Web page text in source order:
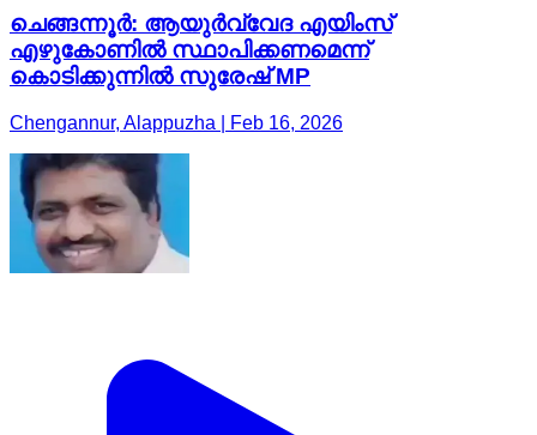
ചെങ്ങന്നൂർ: ആയുർവ്വേദ എയിംസ്
എഴുകോണിൽ സ്ഥാപിക്കണമെന്ന്
കൊടിക്കുന്നിൽ സുരേഷ് MP
Chengannur, Alappuzha | Feb 16, 2026